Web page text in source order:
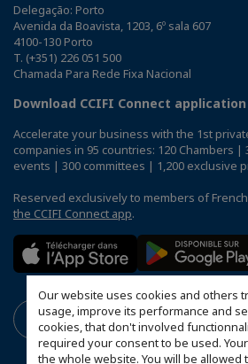
Our website uses cookies and others
usage, improve its performance and
cookies, that don't involved
required your consent to be used.
the whole website. You will be allowed
Delegação: Porto
Avenida da Boavista, 1203, 6º sala 607
4100-130 Porto
T. (+351) 226 051 500
Chamada Para Rede Fixa Nacional
Download CCIFI Connect application
Accelerate your business with the 1st
companies in 95 countries: 120 Chambers |
events | 300 committees | 1,200 exclusive
Reserved exclusively to members of
the CCIFI Connect app.